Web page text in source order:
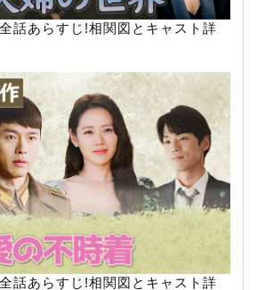
話あらすじ!相関図とキャスト詳
話あらすじ!相関図とキャスト詳